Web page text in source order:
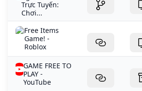
Trực Tuyến:
Chơi...
Free Items
Game! -
Roblox
GAME FREE TO
PLAY -
YouTube